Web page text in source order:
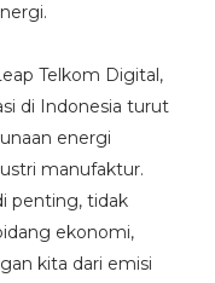
Telkom Digital,
di Indonesia turut
energi
manufaktur.
penting, tidak
ekonomi,
kita dari emisi